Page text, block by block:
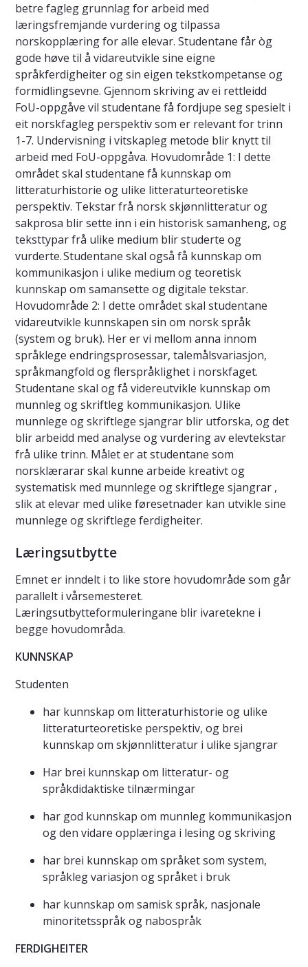
betre fagleg grunnlag for arbeid med
læringsfremjande vurdering og tilpassa
norskopplæring for alle elevar. Studentane får òg
gode høve til å vidareutvikle sine eigne
språkferdigheiter og sin eigen tekstkompetanse og
formidlingsevne. Gjennom skriving av ei rettleidd
FoU-oppgåve vil studentane få fordjupe seg spesielt i
eit norskfagleg perspektiv som er relevant for trinn
1-7. Undervisning i vitskapleg metode blir knytt til
arbeid med FoU-oppgåva. Hovudområde 1: I dette
området skal studentane få kunnskap om
litteraturhistorie og ulike litteraturteoretiske
perspektiv. Tekstar frå norsk skjønnlitteratur og
sakprosa blir sette inn i ein historisk samanheng, og
teksttypar frå ulike medium blir studerte og
vurderte. Studentane skal også få kunnskap om
kommunikasjon i ulike medium og teoretisk
kunnskap om samansette og digitale tekstar.
Hovudområde 2: I dette området skal studentane
vidareutvikle kunnskapen sin om norsk språk
(system og bruk). Her er vi mellom anna innom
språklege endringsprosessar, talemålsvariasjon,
språkmangfold og flerspråklighet i norskfaget.
Studentane skal og få videreutvikle kunnskap om
munnleg og skriftleg kommunikasjon. Ulike
munnlege og skriftlege sjangrar blir utforska, og det
blir arbeidd med analyse og vurdering av elevtekstar
frå ulike trinn. Målet er at studentane som
norsklærarar skal kunne arbeide kreativt og
systematisk med munnlege og skriftlege sjangrar ,
slik at elevar med ulike føresetnader kan utvikle sine
munnlege og skriftlege ferdigheiter.
Læringsutbytte
Emnet er inndelt i to like store hovudområde som går
parallelt i vårsemesteret.
Læringsutbytteformuleringane blir ivaretekne i
begge hovudområda.
KUNNSKAP
Studenten
har kunnskap om litteraturhistorie og ulike
litteraturteoretiske perspektiv, og brei
kunnskap om skjønnlitteratur i ulike sjangrar
Har brei kunnskap om litteratur- og
språkdidaktiske tilnærmingar
har god kunnskap om munnleg kommunikasjon
og den vidare opplæringa i lesing og skriving
har brei kunnskap om språket som system,
språkleg variasjon og språket i bruk
har kunnskap om samisk språk, nasjonale
minoritetsspråk og nabospråk
FERDIGHEITER